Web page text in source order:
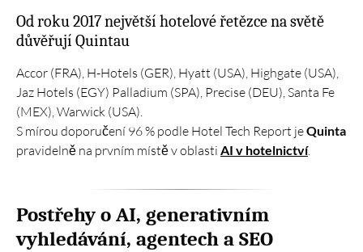
Od roku 2017 největší hotelové řetězce na světě
důvěřují Quintau
Accor (FRA), H-Hotels (GER), Hyatt (USA), Highgate (USA),
Jaz Hotels (EGY) Palladium (SPA), Precise (DEU), Santa Fe
(MEX), Warwick (USA).
S mírou doporučení 96 % podle Hotel Tech Report jeQuinta
pravidelně na prvním místě v oblasti AI v hotelnictví.
Postřehy o AI, generativním
vyhledávání, agentech a SEO